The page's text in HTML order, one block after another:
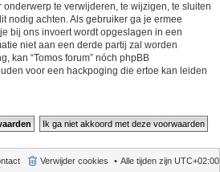
onderwerp te verwijderen, te wijzigen, te sluiten
nodig achten. Als gebruiker ga je ermee
bij ons invoert wordt opgeslagen in een
niet aan een derde partij zal worden
kan “Tomos forum” nóch phpBB
voor een hackpoging die ertoe kan leiden
Alle tijden zijn UTC+02:00
Verwijder cookies